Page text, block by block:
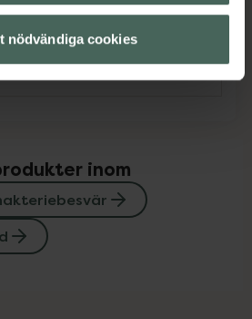
nödvändiga cookies
Visa
Visa
inom